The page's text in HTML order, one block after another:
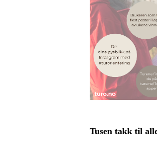
Tusen takk til